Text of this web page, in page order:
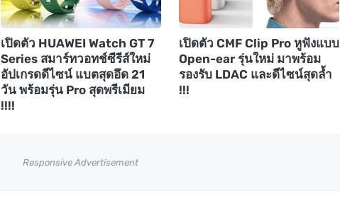
เปิดตัว HUAWEI Watch GT 7
Series สมาร์ทวอทช์ซีรีส์ใหม่
อัปเกรดดีไซน์ แบตสุดอึด 21
วัน พร้อมรุ่น Pro สุดพรีเมียม
!!!!
เปิดตัว CMF Clip Pro หูฟังแบบ
Open-ear รุ่นใหม่ มาพร้อม
รองรับ LDAC และดีไซน์สุดล้ำ
!!!
Responsive Advertisement